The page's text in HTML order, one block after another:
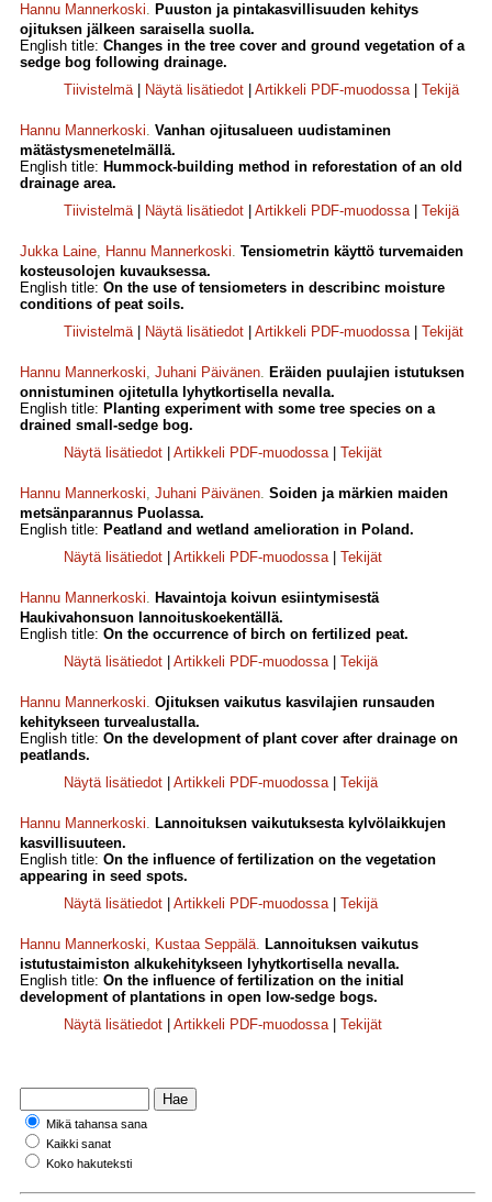
Hannu Mannerkoski. Puuston ja pintakasvillisuuden kehitys
ojituksen jälkeen saraisella suolla.
English title: Changes in the tree cover and ground vegetation of a
sedge bog following drainage.
Tiivistelmä| Näytä lisätiedot Artikkeli PDF-muodossa| Tekijä
Hannu Mannerkoski. Vanhan ojitusalueen uudistaminen
mätästysmenetelmällä.
English title: Hummock-building method in reforestation of an old
drainage area.
Tiivistelmä| Näytä lisätiedot Artikkeli PDF-muodossa| Tekijä
Jukka Laine, Hannu Mannerkoski. Tensiometrin käyttö turvemaiden
kosteusolojen kuvauksessa.
English title: On the use of tensiometers in describinc moisture
conditions of peat soils.
Tiivistelmä| Näytä lisätiedot Artikkeli PDF-muodossa| Tekijät
Hannu Mannerkoski, Juhani Päivänen. Eräiden puulajien istutuksen
onnistuminen ojitetulla lyhytkortisella nevalla.
English title: Planting experiment with some tree species on a
drained small-sedge bog.
Näytä lisätiedot
Artikkeli PDF-muodossa| Tekijät
Hannu Mannerkoski, Juhani Päivänen. Soiden ja märkien maiden
metsänparannus Puolassa.
English title: Peatland and wetland amelioration in Poland.
Näytä lisätiedot
Artikkeli PDF-muodossa| Tekijät
Hannu Mannerkoski. Havaintoja koivun esiintymisestä
Haukivahonsuon lannoituskoekentällä.
English title: On the occurrence of birch on fertilized peat.
Näytä lisätiedot
Artikkeli PDF-muodossa| Tekijä
Hannu Mannerkoski. Ojituksen vaikutus kasvilajien runsauden
kehitykseen turvealustalla.
English title: On the development of plant cover after drainage on
peatlands.
Näytä lisätiedot
Artikkeli PDF-muodossa| Tekijä
Hannu Mannerkoski. Lannoituksen vaikutuksesta kylvölaikkujen
kasvillisuuteen.
English title: On the influence of fertilization on the vegetation
appearing in seed spots.
Näytä lisätiedot
Artikkeli PDF-muodossa| Tekijä
Hannu Mannerkoski, Kustaa Seppälä. Lannoituksen vaikutus
istutustaimiston alkukehitykseen lyhytkortisella nevalla.
English title: On the influence of fertilization on the initial
development of plantations in open low-sedge bogs.
Näytä lisätiedot
Artikkeli PDF-muodossa| Tekijät
Mikä tahansa sana
Kaikki sanat
Koko hakuteksti